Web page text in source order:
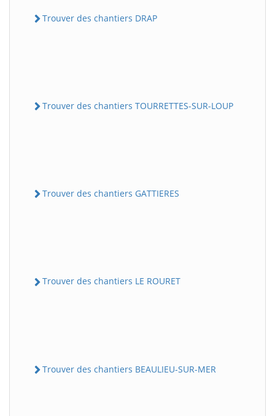
Trouver des chantiers DRAP
Trouver des chantiers TOURRETTES-SUR-LOUP
Trouver des chantiers GATTIERES
Trouver des chantiers LE ROURET
Trouver des chantiers BEAULIEU-SUR-MER